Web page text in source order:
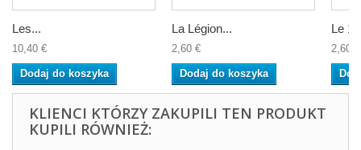
Les...
10,40 €
Dodaj do koszyka
La Légion...
2,60 €
Dodaj do koszyka
Le
2,60 €
KLIENCI KTÓRZY ZAKUPILI TEN PRODUKT
KUPILI RÓWNIEŻ: